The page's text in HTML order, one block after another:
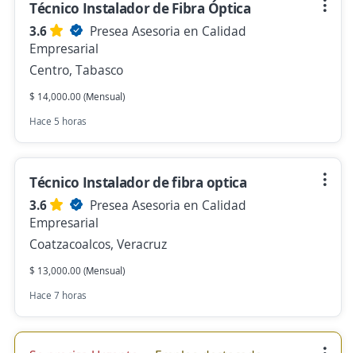
Técnico Instalador de Fibra Óptica
3.6
Presea Asesoria en Calidad
Empresarial
Centro, Tabasco
$ 14,000.00 (Mensual)
Hace 5 horas
Técnico Instalador de fibra optica
3.6
Presea Asesoria en Calidad
Empresarial
Coatzacoalcos, Veracruz
$ 13,000.00 (Mensual)
Hace 7 horas